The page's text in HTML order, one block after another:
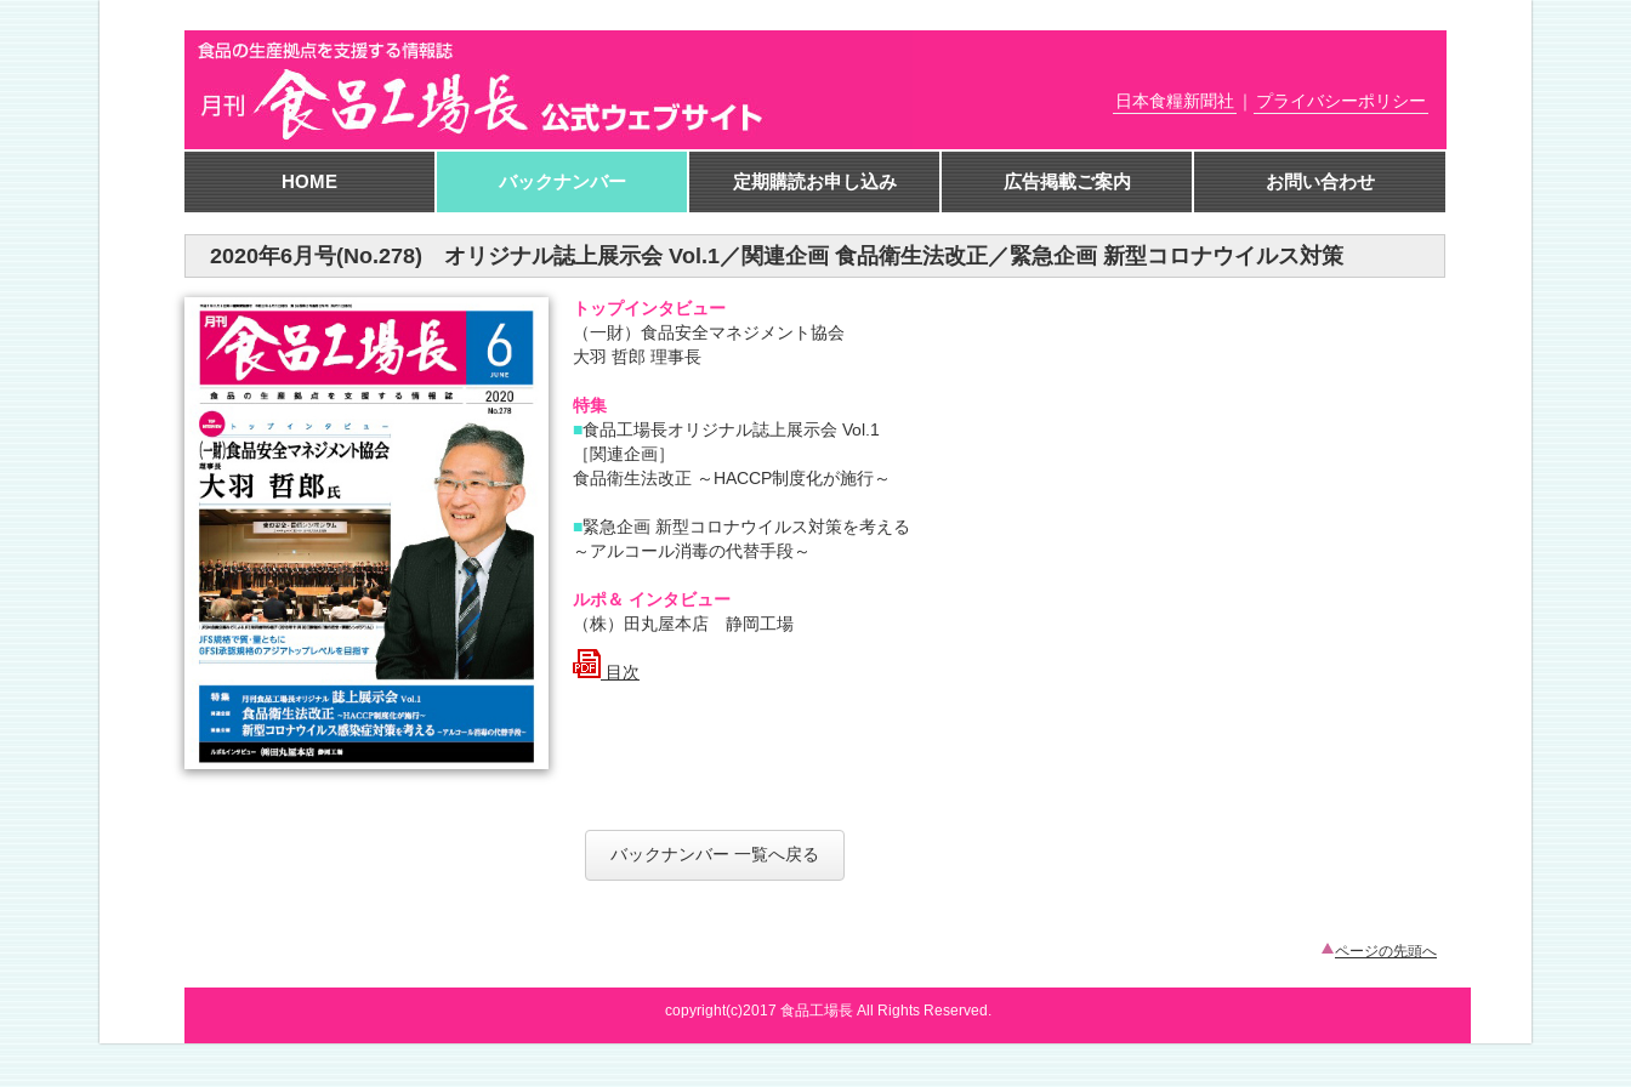
日本食糧新聞社 プライバシーポリシー
HOME バックナンバー 定期購読お申し込み 広告掲載ご案内 お問い合わせ
2020年6月号(No.278) オリジナル誌上展示会 Vol.1／関連企画 食品衛生法改正／緊急企画 新型コロナウイルス対策
トップインタビュー
（一財）食品安全マネジメント協会
大羽 哲郎 理事長
特集
■食品工場長オリジナル誌上展示会 Vol.1
［関連企画］
食品衛生法改正 ～HACCP制度化が施行～
■緊急企画 新型コロナウイルス対策を考える
～アルコール消毒の代替手段～
ルポ＆ インタビュー
（株）田丸屋本店 静岡工場
目次
バックナンバー 一覧へ戻る
ページの先頭へ
copyright(c)2017 食品工場長 All Rights Reserved.